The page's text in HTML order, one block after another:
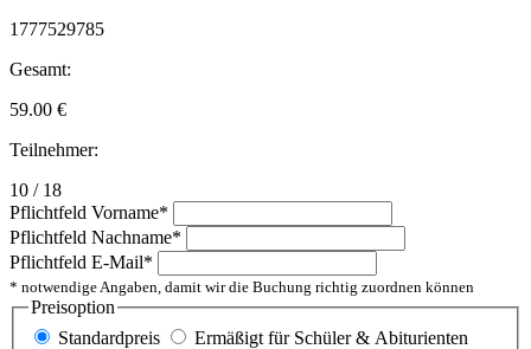
1777529785
Gesamt:
59.00 €
Teilnehmer:
10 / 18
Pflichtfeld Vorname*
Pflichtfeld Nachname*
Pflichtfeld E-Mail*
* notwendige Angaben, damit wir die Buchung richtig zuordnen können
Preisoption
Standardpreis
Ermäßigt für Schüler & Abiturienten